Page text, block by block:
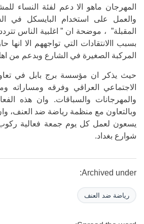
المهرجان ماهو الا دعم لفئة النساء
والعمل على استخدام البايسكل في
المقبلة” ، موضحة ان ” اغلبية الناس
بسبب االانتقادات التي تواجههم الا
المركبة الصغيرة في الشارع وبدعم من
حيث يذكر ان مؤسسة برج بابل في
الاجتماعي العراقي وفرقه ومساراته
والمهرجانات والسباقات. وان هذه
وبالتعاون مع منظمة رياضة ضد العنف،
يسعون لعمل كل يوم جمعة فعالية ركوب
شوارع بغداد.
Archived under:
رياضة ضد العنف